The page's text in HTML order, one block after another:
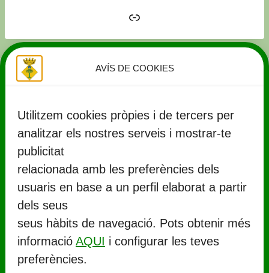
AVÍS DE COOKIES
Utilitzem cookies pròpies i de tercers per
analitzar els nostres serveis i mostrar-te
publicitat
relacionada amb les preferències dels
usuaris en base a un perfil elaborat a partir
dels seus
seus hàbits de navegació. Pots obtenir més
informació AQUI i configurar les teves
preferències.
Link
Ajuntament de Llorenç del Penedès
Rambla Marinada, 27 (